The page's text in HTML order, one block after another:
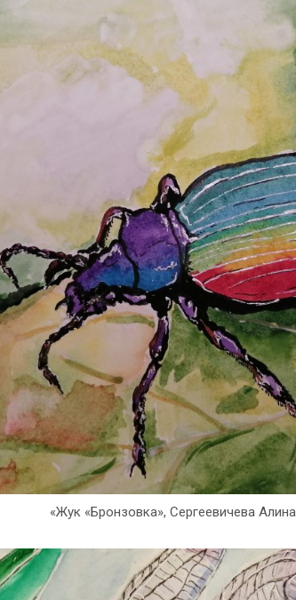
«Жук «Бронзовка», Сергеевичева Алина